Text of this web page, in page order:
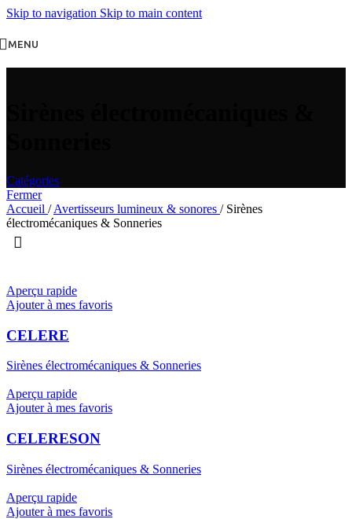
Skip to navigation Skip to main content
MENU
Catégories
Fermer
Accueil / Avertisseurs lumineux & sonores / Sirènes
électromécaniques & Sonneries
Aperçu rapide
Ajouter à mes favoris
CELERE
Sirènes électromécaniques & Sonneries
Aperçu rapide
Ajouter à mes favoris
CELERESON
Sirènes électromécaniques & Sonneries
Aperçu rapide
Ajouter à mes favoris